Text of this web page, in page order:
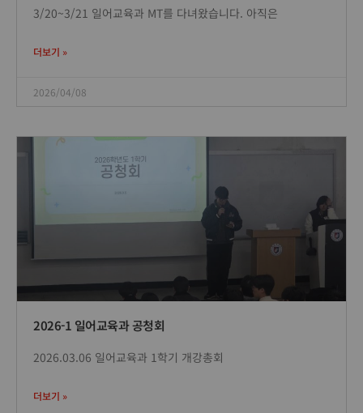
3/20~3/21 일어교육과 MT를 다녀왔습니다. 아직은
더보기 »
2026/04/08
2026-1 일어교육과 공청회
2026.03.06 일어교육과 1학기 개강총회
더보기 »